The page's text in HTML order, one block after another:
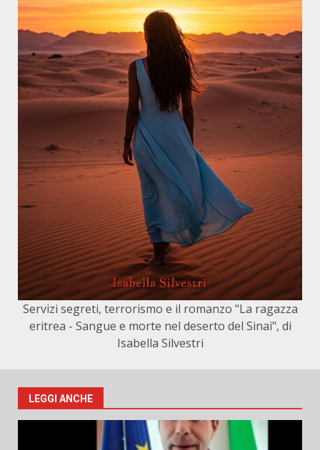
Servizi segreti, terrorismo e il romanzo "La ragazza
eritrea - Sangue e morte nel deserto del Sinai", di
Isabella Silvestri
LEGGI ANCHE